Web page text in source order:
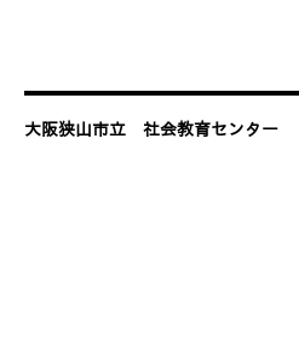
大阪狭山市立 社会教育センター